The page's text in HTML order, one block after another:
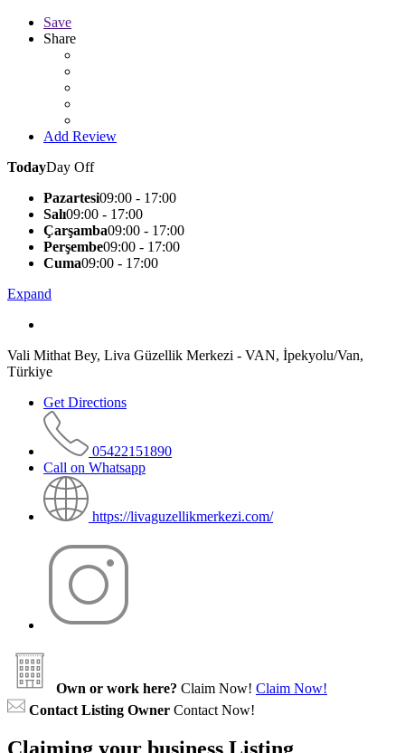
Save
Share
Add Review
TodayDay Off
Pazartesi09:00 - 17:00
Salı09:00 - 17:00
Çarşamba09:00 - 17:00
Perşembe09:00 - 17:00
Cuma09:00 - 17:00
Expand
Vali Mithat Bey, Liva Güzellik Merkezi - VAN, İpekyolu/Van,
Türkiye
Get Directions
05422151890
Call on Whatsapp
https://livaguzellikmerkezi.com/
Own or work here? Claim Now! Claim Now!
Contact Listing Owner Contact Now!
Claiming your business Listing